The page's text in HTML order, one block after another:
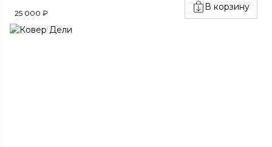
25 000 ₽
В корзину